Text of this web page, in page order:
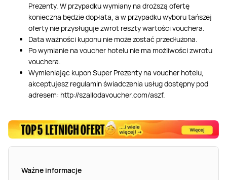
Prezenty. W przypadku wymiany na droższą ofertę
konieczna będzie dopłata, a w przypadku wyboru tańszej
oferty nie przysługuje zwrot reszty wartości vouchera.
Data ważności kuponu nie może zostać przedłużona.
Po wymianie na voucher hotelu nie ma możliwości zwrotu
vouchera.
Wymieniając kupon Super Prezenty na voucher hotelu,
akceptujesz regulamin świadczenia usług dostępny pod
adresem: http://szallodavoucher.com/aszf.
Ważne informacje